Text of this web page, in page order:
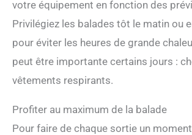
votre équipement en fonction des
Privilégiez les balades tôt le matin ou
pour éviter les heures de grande
peut être importante certains jours :
vêtements respirants.
Profiter au maximum de la balade
Pour faire de chaque sortie un